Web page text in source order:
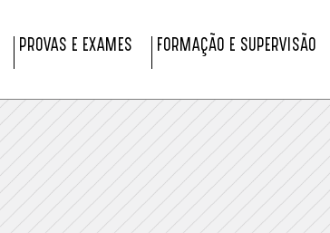
PROVAS E EXAMES FORMAÇÃO E SUPERVISÃO